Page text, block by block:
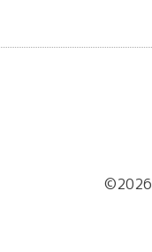
©2026